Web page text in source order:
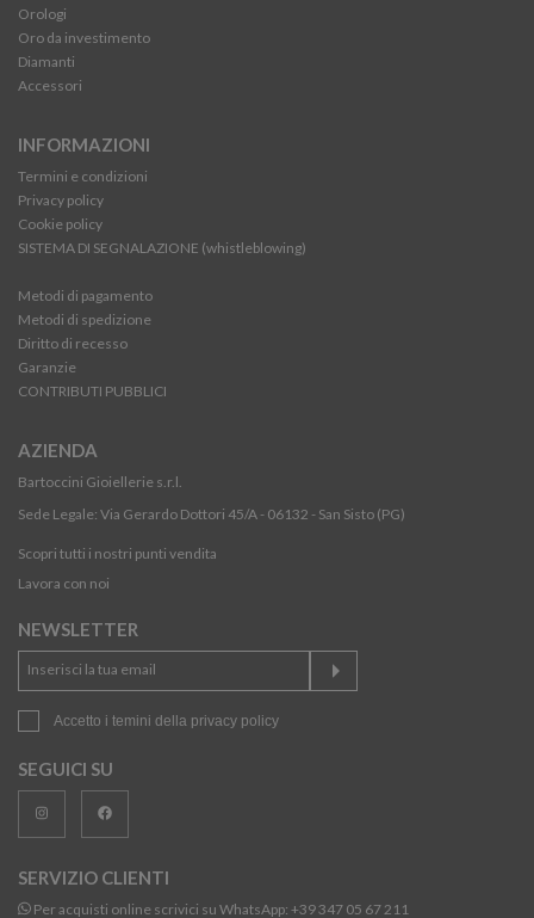
Orologi
Oro da investimento
Diamanti
Accessori
INFORMAZIONI
Termini e condizioni
Privacy policy
Cookie policy
SISTEMA DI SEGNALAZIONE (whistleblowing)
Metodi di pagamento
Metodi di spedizione
Diritto di recesso
Garanzie
CONTRIBUTI PUBBLICI
AZIENDA
Bartoccini Gioiellerie s.r.l.
Sede Legale: Via Gerardo Dottori 45/A - 06132 - San Sisto (PG)
Scopri tutti i nostri punti vendita
Lavora con noi
NEWSLETTER
Accetto i temini della privacy policy
SEGUICI SU
SERVIZIO CLIENTI
Per acquisti online scrivici su WhatsApp: +39 347 05 67 211